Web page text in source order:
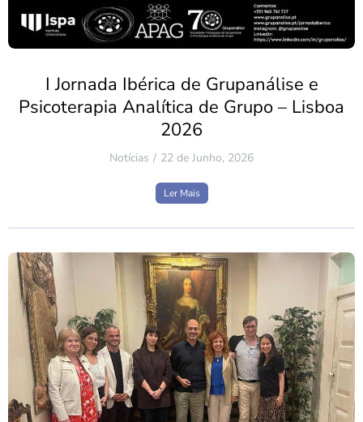
I Jornada Ibérica de Grupanálise e
Psicoterapia Analítica de Grupo – Lisboa
2026
Notícias 22 de Junho, 2026
Ler Mais